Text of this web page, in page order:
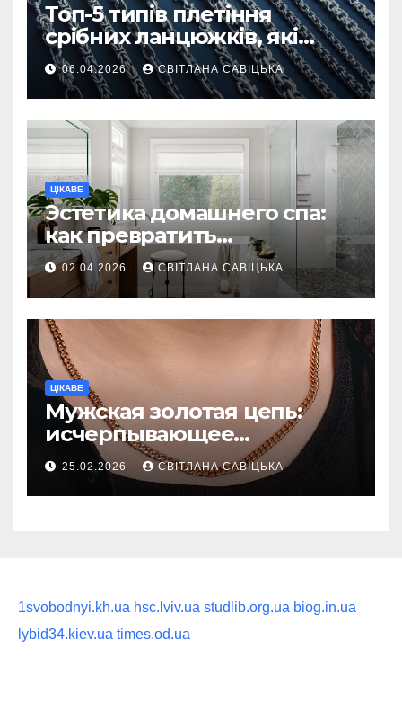
Топ-5 типів плетіння
срібних ланцюжків, які
вважаються
найнадійнішими
06.04.2026 СВІТЛАНА САВІЦЬКА
ЦІКАВЕ
Эстетика домашнего спа:
как превратить
ежедневную гигиену в
восстанавливающий
ритуал
02.04.2026 СВІТЛАНА САВІЦЬКА
ЦІКАВЕ
Мужская золотая цепь:
исчерпывающее
руководство по выбору
статусного украшения
25.02.2026 СВІТЛАНА САВІЦЬКА
1svobodnyi.kh.ua hsc.lviv.ua studlib.org.ua biog.in.ua
lybid34.kiev.ua times.od.ua